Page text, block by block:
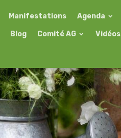
Manifestations Agenda
Blog Comité AG Vidéos